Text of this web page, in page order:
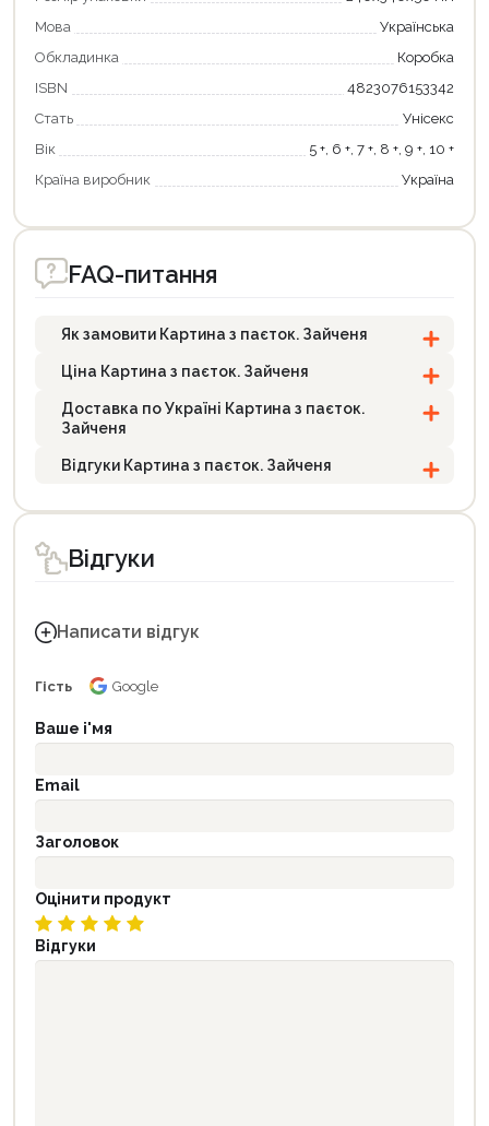
Мова
Українська
Обкладинка
Коробка
ISBN
4823076153342
Стать
Унісекс
Вік
5 +, 6 +, 7 +, 8 +, 9 +, 10 +
Країна виробник
Україна
FAQ-питання
Як замовити Картина з паєток. Зайченя
Ціна Картина з паєток. Зайченя
Доставка по Україні Картина з паєток.
Зайченя
Відгуки Картина з паєток. Зайченя
Відгуки
Написати відгук
Гість Google
Ваше і'мя
Email
Заголовок
Оцінити продукт
Відгуки
Продовжити покупки
Оформити замовлення